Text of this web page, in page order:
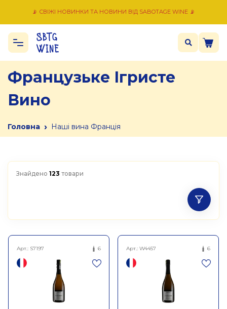
📡 СВІЖІ НОВИНКИ ТА НОВИНИ ВІД SABOTAGE WINE 📡
Французьке Ігристе
Вино
Головна › Наші вина Франція
Знайдено 123 товари
Арт.: S7197 6 Арт.: W4457 6